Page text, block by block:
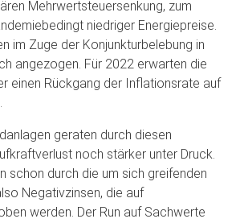
Mehrwertsteuersenkung, zum
niedriger Energiepreise.
im Zuge der Konjunkturbelebung in
angezogen. Für 2022 erwarten die
einen Rückgang der Inflationsrate auf
geraten durch diesen
noch stärker unter Druck.
schon durch die um sich greifenden
Negativzinsen, die auf
werden. Der Run auf Sachwerte